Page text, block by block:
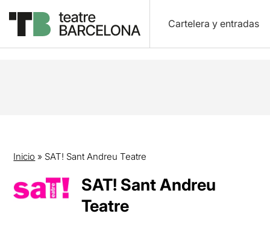
Cartelera y entradas
Inicio » SAT! Sant Andreu Teatre
SAT! Sant Andreu
Teatre